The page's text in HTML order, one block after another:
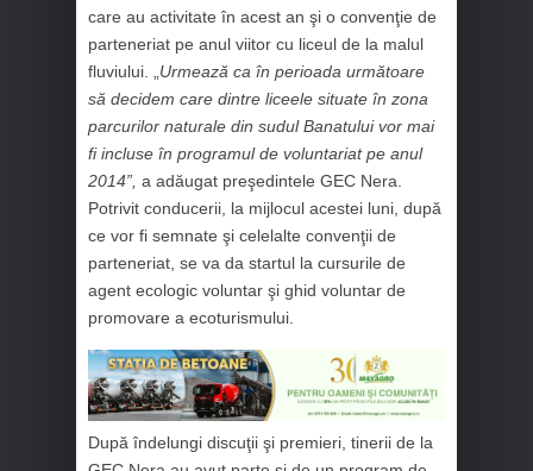
care au activitate în acest an şi o convenţie de
parteneriat pe anul viitor cu liceul de la malul
fluviului. „ Urmează ca în perioada următoare
să decidem care dintre liceele situate în zona
parcurilor naturale din sudul Banatului vor mai
fi incluse în programul de voluntariat pe anul
2014”, a adăugat preşedintele GEC Nera.
Potrivit conducerii, la mijlocul acestei luni, după
ce vor fi semnate şi celelalte convenţii de
parteneriat, se va da startul la cursurile de
agent ecologic voluntar şi ghid voluntar de
promovare a ecoturismului.
După îndelungi discuţii şi premieri, tinerii de la